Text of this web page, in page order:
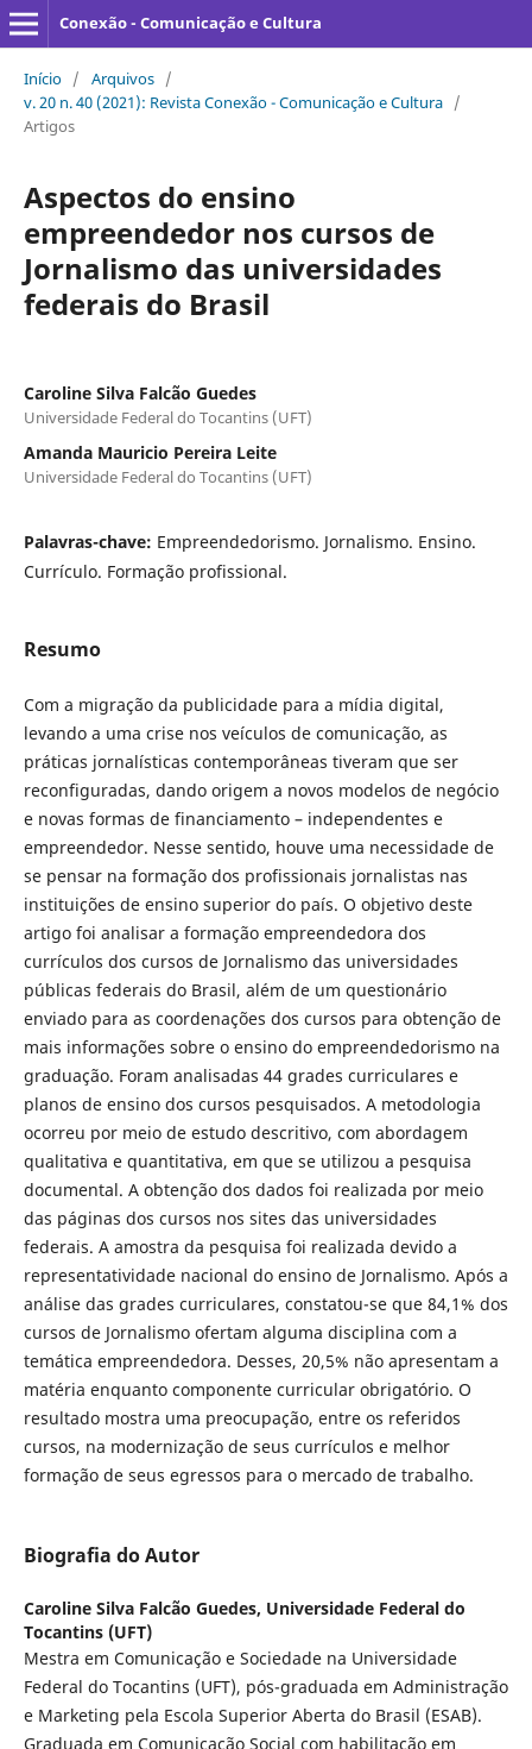
Conexão - Comunicação e Cultura
Início / Arquivos /
v. 20 n. 40 (2021): Revista Conexão - Comunicação e Cultura /
Artigos
Aspectos do ensino
empreendedor nos cursos de
Jornalismo das universidades
federais do Brasil
Caroline Silva Falcão Guedes
Universidade Federal do Tocantins (UFT)
Amanda Mauricio Pereira Leite
Universidade Federal do Tocantins (UFT)
Palavras-chave: Empreendedorismo. Jornalismo. Ensino.
Currículo. Formação profissional.
Resumo
Com a migração da publicidade para a mídia digital,
levando a uma crise nos veículos de comunicação, as
práticas jornalísticas contemporâneas tiveram que ser
reconfiguradas, dando origem a novos modelos de negócio
e novas formas de financiamento – independentes e
empreendedor. Nesse sentido, houve uma necessidade de
se pensar na formação dos profissionais jornalistas nas
instituições de ensino superior do país. O objetivo deste
artigo foi analisar a formação empreendedora dos
currículos dos cursos de Jornalismo das universidades
públicas federais do Brasil, além de um questionário
enviado para as coordenações dos cursos para obtenção de
mais informações sobre o ensino do empreendedorismo na
graduação. Foram analisadas 44 grades curriculares e
planos de ensino dos cursos pesquisados. A metodologia
ocorreu por meio de estudo descritivo, com abordagem
qualitativa e quantitativa, em que se utilizou a pesquisa
documental. A obtenção dos dados foi realizada por meio
das páginas dos cursos nos sites das universidades
federais. A amostra da pesquisa foi realizada devido a
representatividade nacional do ensino de Jornalismo. Após a
análise das grades curriculares, constatou-se que 84,1% dos
cursos de Jornalismo ofertam alguma disciplina com a
temática empreendedora. Desses, 20,5% não apresentam a
matéria enquanto componente curricular obrigatório. O
resultado mostra uma preocupação, entre os referidos
cursos, na modernização de seus currículos e melhor
formação de seus egressos para o mercado de trabalho.
Biografia do Autor
Caroline Silva Falcão Guedes, Universidade Federal do
Tocantins (UFT)
Mestra em Comunicação e Sociedade na Universidade
Federal do Tocantins (UFT), pós-graduada em Administração
e Marketing pela Escola Superior Aberta do Brasil (ESAB).
Graduada em Comunicação Social com habilitação em